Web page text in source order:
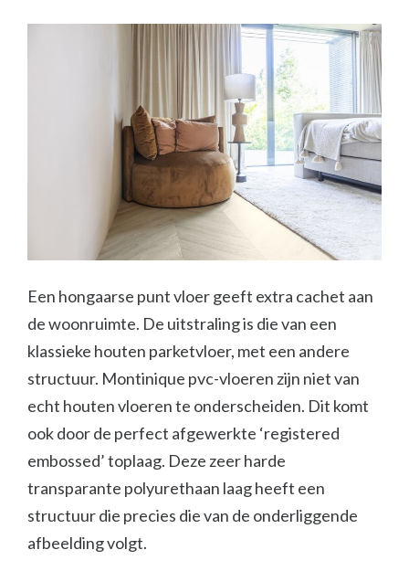
Een hongaarse punt vloer geeft extra cachet aan
de woonruimte. De uitstraling is die van een
klassieke houten parketvloer, met een andere
structuur. Montinique pvc-vloeren zijn niet van
echt houten vloeren te onderscheiden. Dit komt
ook door de perfect afgewerkte ‘registered
embossed’ toplaag. Deze zeer harde
transparante polyurethaan laag heeft een
structuur die precies die van de onderliggende
afbeelding volgt.